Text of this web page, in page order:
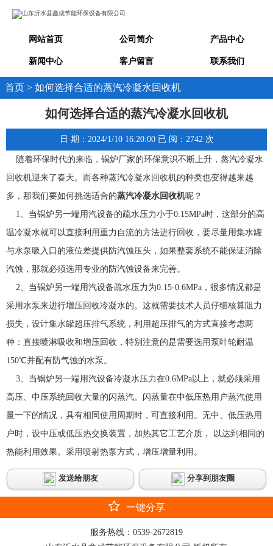
网站首页 公司简介 产品中心
新闻中心 客户留言 联系我们
首页 > 如何选择合适的蒸汽冷凝水回收机
如何选择合适的蒸汽冷凝水回收机
日 期：2024/1/10 16:20:00 已 阅：2742 次
随着环保时代的来临，锅炉厂家的环保意识不断上升，蒸汽冷凝水
回收机迎来了春天。而各种蒸汽冷凝水回收机的种类也变得越来越
多，那我们要如何挑选适合的蒸汽冷凝水回收机呢？
1、当锅炉另一端用汽设备的疏水压力小于0.15MPa时，这部分的高
温冷凝水就可以直接利用重力自流的方法进行回收，要尽量用集水罐
与水泵吸入口的液位差提供防汽蚀压头，如果整套系统不能保证消除
汽蚀，那就必须选用专业的防汽蚀设备来完善。
2、当锅炉另一端用汽设备疏水压力为0.15-0.6MPa，很多情况都是
采用水泵来进行增压回收冷凝水的。这就需要技术人员仔细核算阻力
损失，设计集水罐超压排气系统，利用超压排气的方式直接考虑两
种：直接喷淋吸收和增压回收，特别注意的是需要选用泵叶轮耐温
150℃并配有防气蚀的水泵。
3、当锅炉另一端用汽设备冷凝水压力在0.6MPa以上，就必须采用
高压、中压系统回收大量的闪蒸汽。闪蒸量在中低压热用户蒸汽使用
量一下的情况，具有相同使用周期时，可直接利用。无中、低压热用
户时，设中压或低压热交换装置，加热其它工艺介质， 以达到相同的
热能利用效果。采用喷射热泵方式，增压增量利用。
发送给朋友 分享到朋友圈
一键分享
服务热线： 0539-2672819